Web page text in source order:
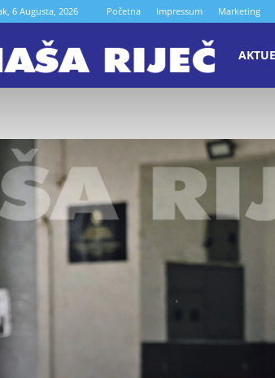
6 Augusta, 2026 Početna Impressum Marketing
Naša